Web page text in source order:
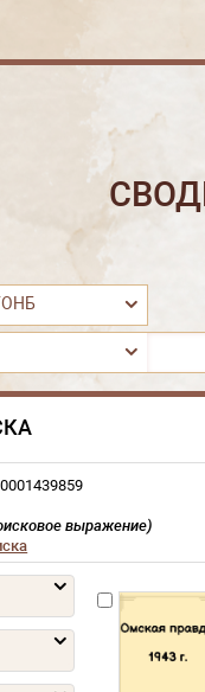
выражение)